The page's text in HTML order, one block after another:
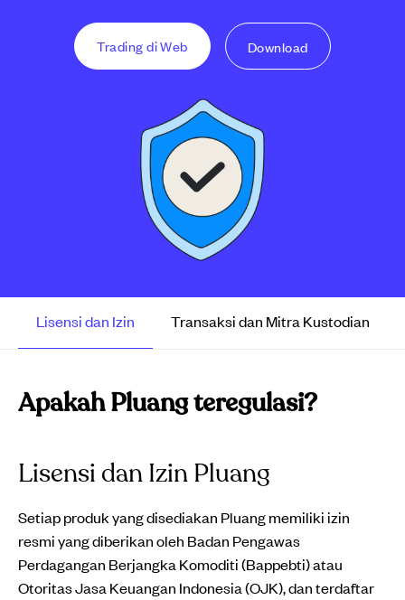
Trading di Web Download
Lisensi dan Izin Transaksi dan Mitra Kustodian
Apakah Pluang teregulasi?
Lisensi dan Izin Pluang
Setiap produk yang disediakan Pluang memiliki izin
resmi yang diberikan oleh Badan Pengawas
Perdagangan Berjangka Komoditi (Bappebti) atau
Otoritas Jasa Keuangan Indonesia (OJK), dan terdaftar